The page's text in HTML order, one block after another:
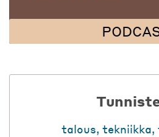
talous, tekniikka,